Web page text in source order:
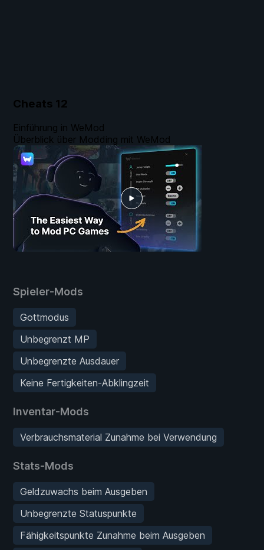
Cheats 12
Spieler-Mods
Gottmodus
Unbegrenzt MP
Unbegrenzte Ausdauer
Keine Fertigkeiten-Abklingzeit
Inventar-Mods
Verbrauchsmaterial Zunahme bei Verwendung
Stats-Mods
Geldzuwachs beim Ausgeben
Unbegrenzte Statuspunkte
Fähigkeitspunkte Zunahme beim Ausgeben
Einführung in WeMod
Überblick über Modding mit WeMod